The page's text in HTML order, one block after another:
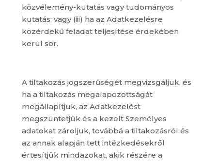
közvélemény-kutatás vagy tudományos
kutatás; vagy (iii) ha az Adatkezelésre
közérdekű feladat teljesítése érdekében
kerül sor.
A tiltakozás jogszerűségét megvizsgáljuk, és
ha a tiltakozás megalapozottságát
megállapítjuk, az Adatkezelést
megszüntetjük és a kezelt Személyes
adatokat zároljuk, továbbá a tiltakozásról és
az annak alapján tett intézkedésekről
értesítjük mindazokat, akik részére a